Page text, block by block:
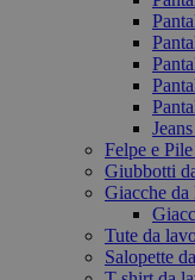
Felpe e
Giubbotti
Giacche da
Tute da
Salopette